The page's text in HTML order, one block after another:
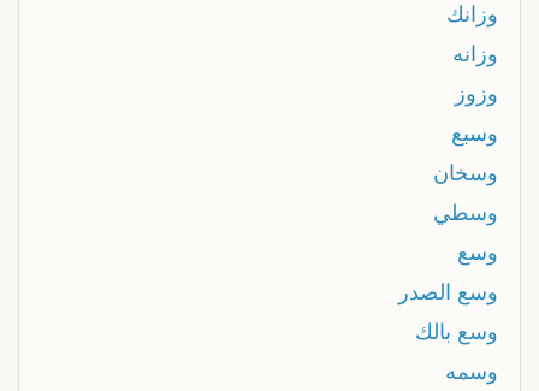
وزانك
وزانه
وزوز
وسبع
وسخان
وسطي
وسع
وسع الصدر
وسع بالك
وسمه